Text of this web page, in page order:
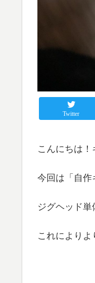
Twitter
こんにちは！
今回は「自作
ジグヘッド単
これによりよ